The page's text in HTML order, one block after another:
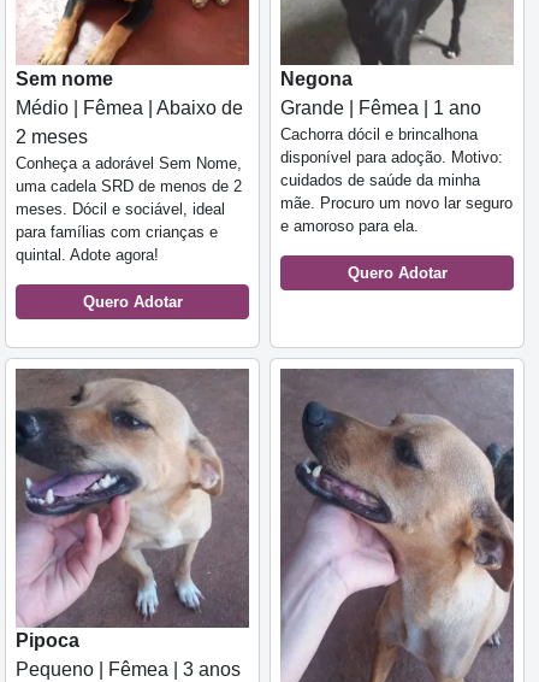
Sem nome
Médio | Fêmea | Abaixo de
2 meses
Conheça a adorável Sem Nome,
uma cadela SRD de menos de 2
meses. Dócil e sociável, ideal
para famílias com crianças e
quintal. Adote agora!
Quero Adotar
Negona
Grande | Fêmea | 1 ano
Cachorra dócil e brincalhona
disponível para adoção. Motivo:
cuidados de saúde da minha
mãe. Procuro um novo lar seguro
e amoroso para ela.
Quero Adotar
Pipoca
Pequeno | Fêmea | 3 anos